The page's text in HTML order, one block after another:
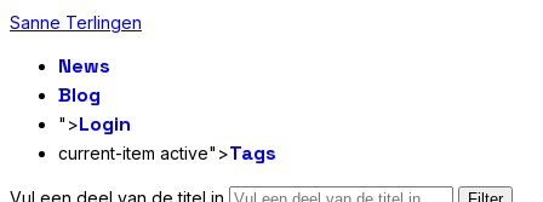
Sanne Terlingen
News
Blog
">Login
current-item active">Tags
Vul een deel van de titel in